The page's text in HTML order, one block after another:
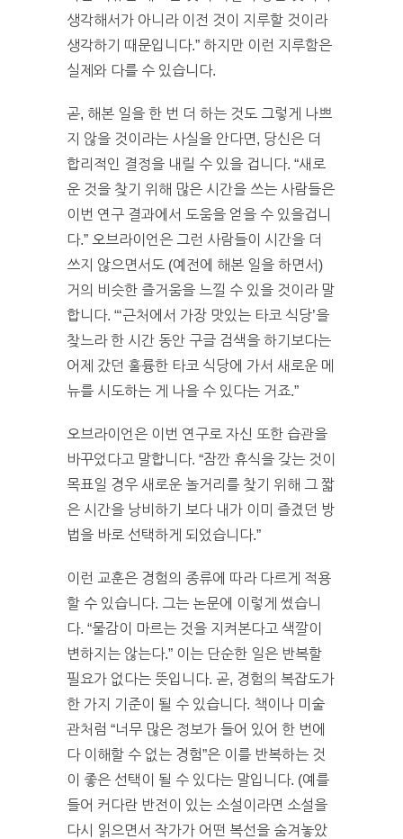
생각해서가 아니라 이전 것이 지루할 것이라
생각하기 때문입니다.” 하지만 이런 지루함은
실제와 다를 수 있습니다.
곧, 해본 일을 한 번 더 하는 것도 그렇게 나쁘
지 않을 것이라는 사실을 안다면, 당신은 더
합리적인 결정을 내릴 수 있을 겁니다. “새로
운 것을 찾기 위해 많은 시간을 쓰는 사람들은
이번 연구 결과에서 도움을 얻을 수 있을겁니
다.” 오브라이언은 그런 사람들이 시간을 더
쓰지 않으면서도 (예전에 해본 일을 하면서)
거의 비슷한 즐거움을 느낄 수 있을 것이라 말
합니다. “‘근처에서 가장 맛있는 타코 식당’을
찾느라 한 시간 동안 구글 검색을 하기보다는
어제 갔던 훌륭한 타코 식당에 가서 새로운 메
뉴를 시도하는 게 나을 수 있다는 거죠.”
오브라이언은 이번 연구로 자신 또한 습관을
바꾸었다고 말합니다. “잠깐 휴식을 갖는 것이
목표일 경우 새로운 놀거리를 찾기 위해 그 짧
은 시간을 낭비하기 보다 내가 이미 즐겼던 방
법을 바로 선택하게 되었습니다.”
이런 교훈은 경험의 종류에 따라 다르게 적용
할 수 있습니다. 그는 논문에 이렇게 썼습니
다. “물감이 마르는 것을 지켜본다고 색깔이
변하지는 않는다.” 이는 단순한 일은 반복할
필요가 없다는 뜻입니다. 곧, 경험의 복잡도가
한 가지 기준이 될 수 있습니다. 책이나 미술
관처럼 “너무 많은 정보가 들어 있어 한 번에
다 이해할 수 없는 경험”은 이를 반복하는 것
이 좋은 선택이 될 수 있다는 말입니다. (예를
들어 커다란 반전이 있는 소설이라면 소설을
다시 읽으면서 작가가 어떤 복선을 숨겨놓았